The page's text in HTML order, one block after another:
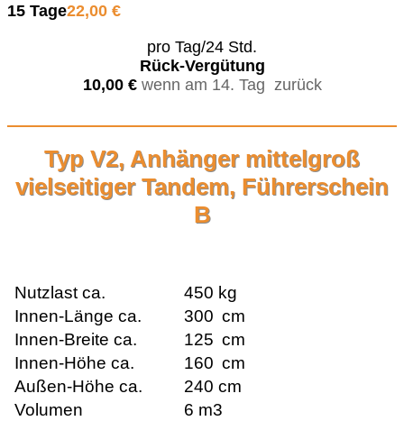
15 Tage22,00 €
pro Tag/24 Std.
Rück-Vergütung
10,00 € wenn am 14. Tag zurück
Typ V2, Anhänger mittelgroß
vielseitiger Tandem, Führerschein
B
Nutzlast ca.
450 kg
Innen-Länge ca.
300 cm
Innen-Breite ca.
125 cm
Innen-Höhe ca.
160 cm
Außen-Höhe ca.
240 cm
Volumen
6 m3